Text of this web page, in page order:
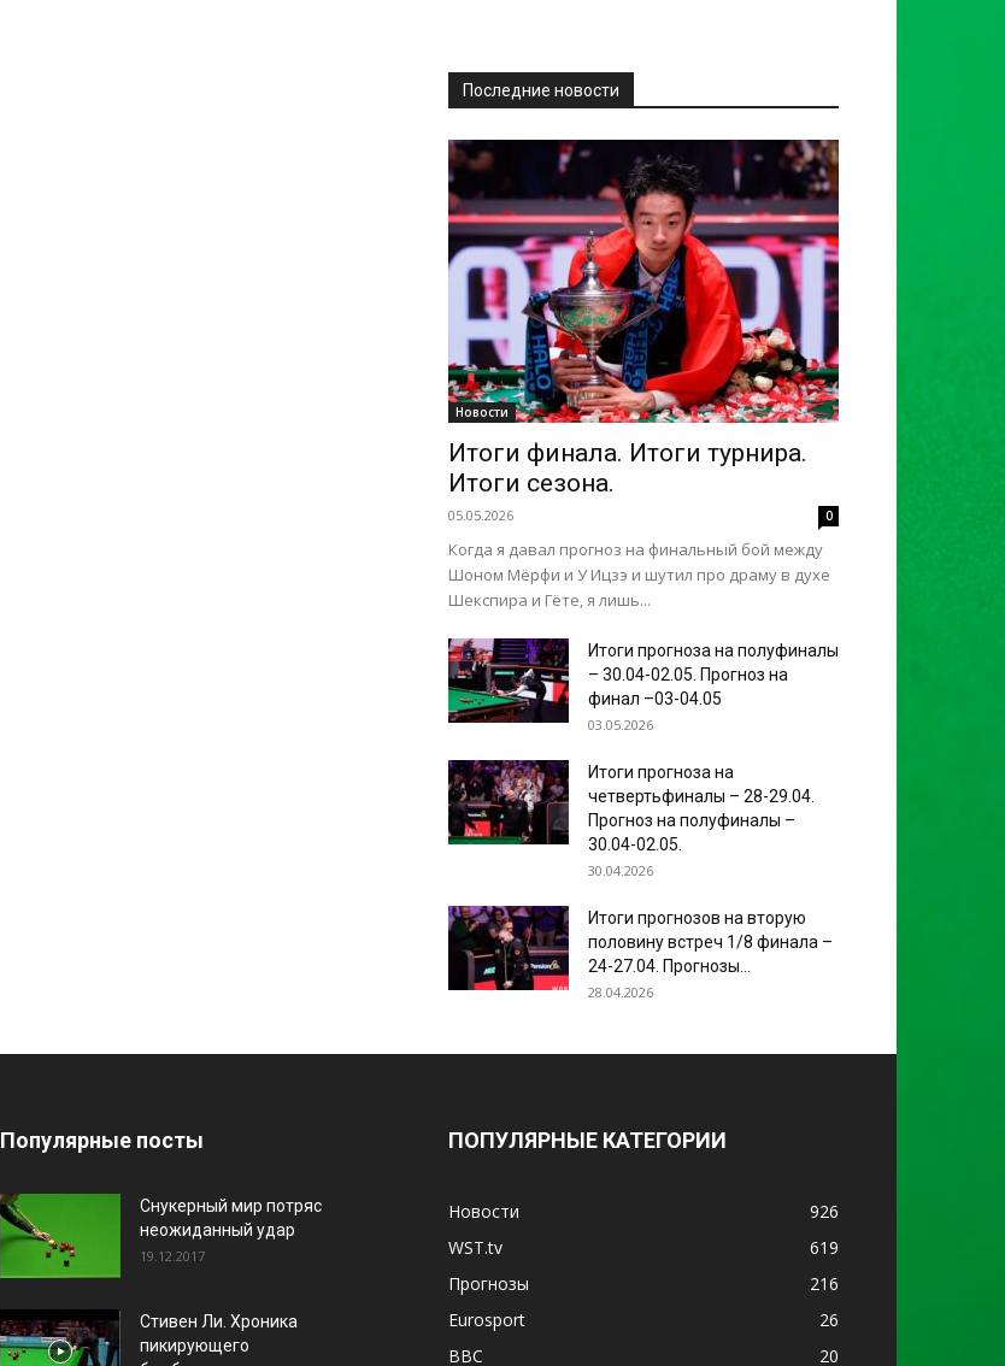
Последние новости
Новости
Итоги финала. Итоги турнира.
Итоги сезона.
05.05.2026 0
Когда я давал прогноз на финальный бой между
Шоном Мёрфи и У Ицзэ и шутил про драму в духе
Шекспира и Гёте, я лишь...
Итоги прогноза на полуфиналы
– 30.04-02.05. Прогноз на
финал –03-04.05
03.05.2026
Итоги прогноза на
четвертьфиналы – 28-29.04.
Прогноз на полуфиналы –
30.04-02.05.
30.04.2026
Итоги прогнозов на вторую
половину встреч 1/8 финала –
24-27.04. Прогнозы...
28.04.2026
Популярные посты
Снукерный мир потряс
неожиданный удар
19.12.2017
Стивен Ли. Хроника
пикирующего
ПОПУЛЯРНЫЕ КАТЕГОРИИ
Новости
926
WST.tv
619
Прогнозы
216
Eurosport
26
BBC
20